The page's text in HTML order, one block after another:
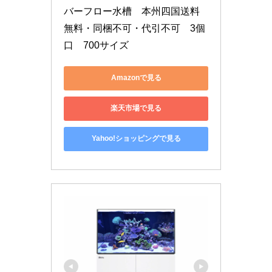
バーフロー水槽　本州四国送料
無料・同梱不可・代引不可　3個
口　700サイズ
Amazonで見る
楽天市場で見る
Yahoo!ショッピングで見る